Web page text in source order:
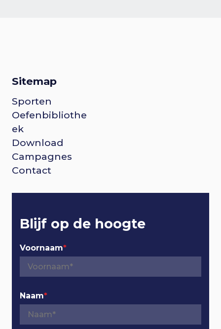
Sitemap
F
o
o
t
n
a
v
Sporten
Oefenbibliothe
ek
Download
Campagnes
Contact
Blijf op de hoogte
Voornaam*
Naam*